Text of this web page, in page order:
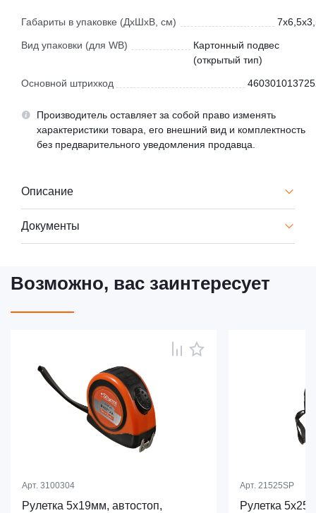
Габариты в упаковке (ДхШхВ, см)
Вид упаковки (для WB)
Картонный подвес
(открытый тип)
Основной штрихкод
Производитель оставляет за собой право изменять
характеристики товара, его внешний вид и комплектность
без предварительного уведомления продавца.
Описание
Документы
Возможно, вас заинтересует
Арт. 3100304
Рулетка 5x19мм, автостоп,
Арт. 21525SP
Рулетка